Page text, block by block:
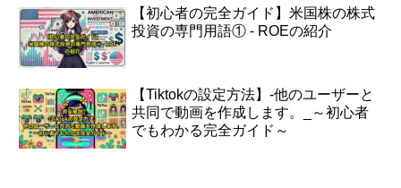
【初心者の完全ガイド】米国株の株式
投資の専門用語① - ROEの紹介
【Tiktokの設定方法】-他のユーザーと
共同で動画を作成します。_～初心者
でもわかる完全ガイド～